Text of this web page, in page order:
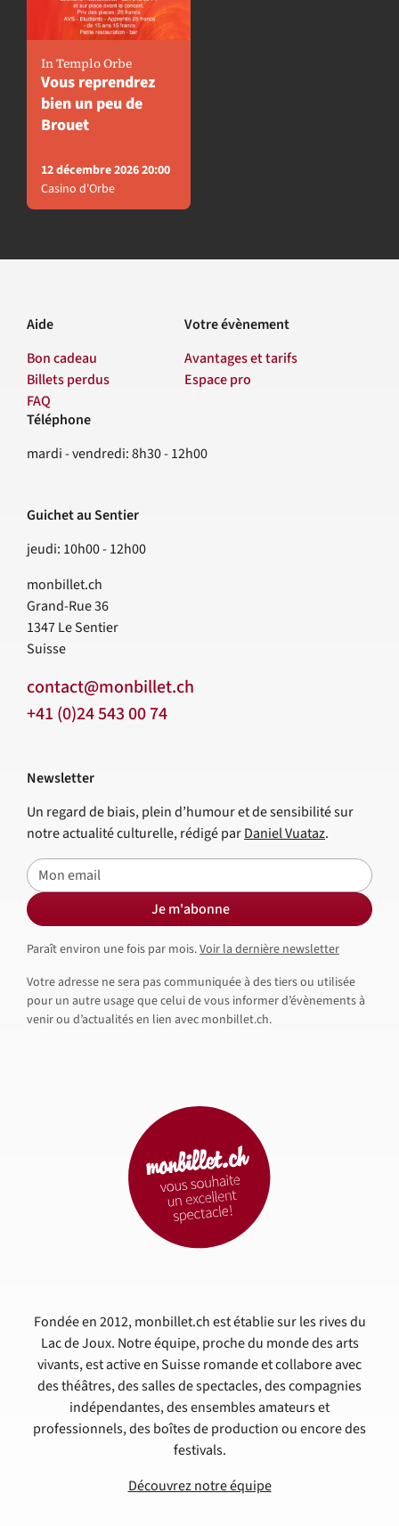
In Templo Orbe
Vous reprendrez
bien un peu de
Brouet
12 décembre 2026 20:00
Casino d'Orbe
Aide
Bon cadeau
Billets perdus
FAQ
Votre évènement
Avantages et tarifs
Espace pro
Contact
Téléphone
mardi - vendredi: 8h30 - 12h00
Guichet au Sentier
jeudi: 10h00 - 12h00
monbillet.ch
Grand-Rue 36
1347Le Sentier
Suisse
contact@monbillet.ch
+41 (0)24 543 00 74
Fondée en 2012, monbillet.ch est établie sur les rives du
Lac de Joux. Notre équipe, proche du monde des arts
vivants, est active en Suisse romande et collabore avec
des théâtres, des salles de spectacles, des compagnies
indépendantes, des ensembles amateurs et
professionnels, des boîtes de production ou encore des
festivals.
Découvrez notre équipe
Newsletter
Un regard de biais, plein d’humour et de sensibilité sur
notre actualité culturelle, rédigé parDaniel Vuataz.
E-mail
Je m'abonne
Paraît environ une fois par mois.Voir la dernière newsletter
Votre adresse ne sera pas communiquée à des tiers ou utilisée
pour un autre usage que celui de vous informer d’évènements à
venir ou d’actualités en lien avec monbillet.ch.